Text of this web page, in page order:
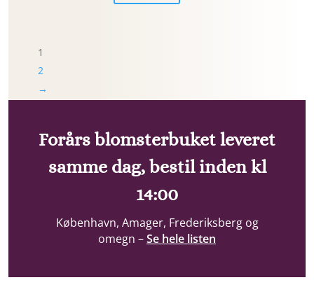
1
2
→
Forårs blomsterbuket leveret
samme dag, bestil inden kl
14:00
København, Amager, Frederiksberg og
omegn –Se hele listen